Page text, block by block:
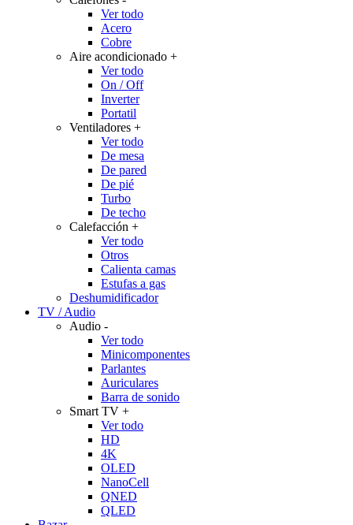
Ver todo
Acero
Cobre
Aire acondicionado +
Ver todo
On / Off
Inverter
Portatil
Ventiladores +
Ver todo
De mesa
De pared
De pié
Turbo
De techo
Calefacción +
Ver todo
Otros
Calienta camas
Estufas a gas
Deshumidificador
TV / Audio
Audio -
Ver todo
Minicomponentes
Parlantes
Auriculares
Barra de sonido
Smart TV +
Ver todo
HD
4K
OLED
NanoCell
QNED
QLED